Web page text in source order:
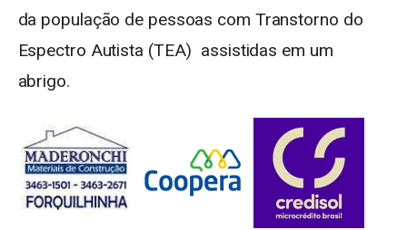
da população de pessoas com Transtorno do
Espectro Autista (TEA) assistidas em um
abrigo.